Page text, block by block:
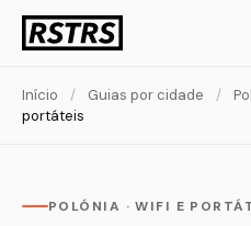
Início / Guias por cidade /
portáteis
POLÓNIA · WIFI E